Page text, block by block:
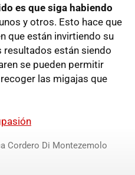
es que siga habiendo
y otros. Esto hace que
que están invirtiendo su
resultados están siendo
se pueden permitir
las migajas que
Cordero Di Montezemolo